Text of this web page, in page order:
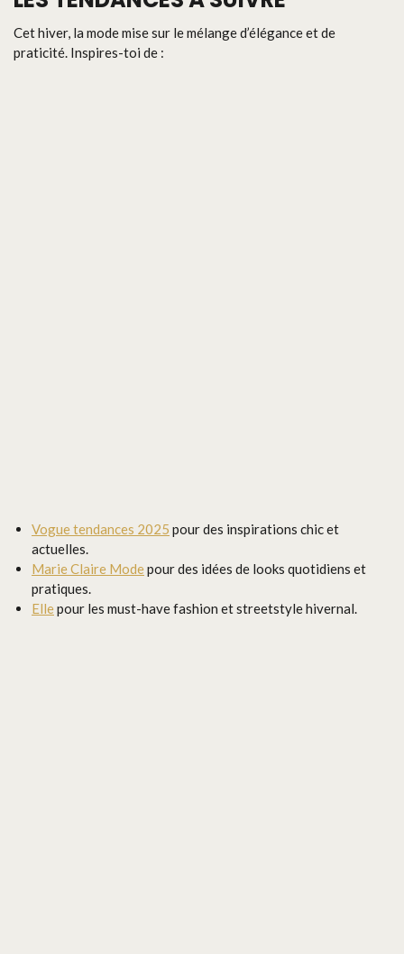
Cet hiver, la mode mise sur le mélange d’élégance et de
praticité. Inspires-toi de :
Vogue tendances 2025 pour des inspirations chic et
actuelles.
Marie Claire Modepour des idées de looks quotidiens et
pratiques.
Ellepour les must-have fashion et streetstyle hivernal.